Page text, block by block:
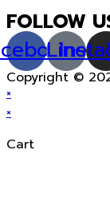
FOLLOW
Line
Copyright ©
×
×
Cart